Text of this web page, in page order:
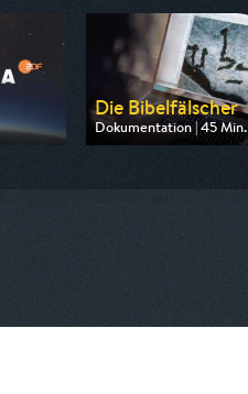
Die Bibelfälscher
Dokumentation | 45 Min.
Ausgestrahlt von arte